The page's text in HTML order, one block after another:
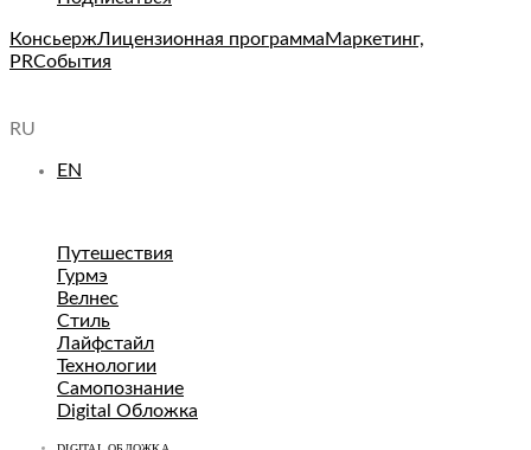
КонсьержЛицензионная программаМаркетинг,
PRСобытия
RU
EN
Путешествия
Гурмэ
Велнес
Стиль
Лайфстайл
Технологии
Самопознание
Digital Обложка